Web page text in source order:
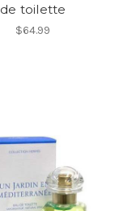
de toilette
$64.99